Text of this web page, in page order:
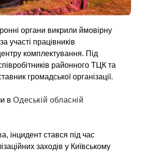
органи викрили ймовірну
участі працівників
комплектування. Під
районного ТЦК та
громадської організації.
вОдеській обласній
інцидент стався під час
заходів у Київському